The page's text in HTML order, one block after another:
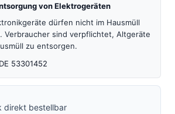
von Elektrogeräten
dürfen nicht im Hausmüll
Verbraucher sind verpflichtet, Altgeräte
zu entsorgen.
DE 53301452
direkt bestellbar